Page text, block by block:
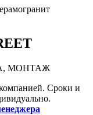
МОНТАЖ
Сроки и